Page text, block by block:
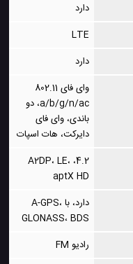
دارد
LTE
دارد
وای فای 802.11
a/b/g/n/ac، دو
باندی، وای فای
دایرکت، هات اسپات
4.2، A2DP، LE،
aptX HD
دارد، با A-GPS،
GLONASS، BDS
رادیو FM